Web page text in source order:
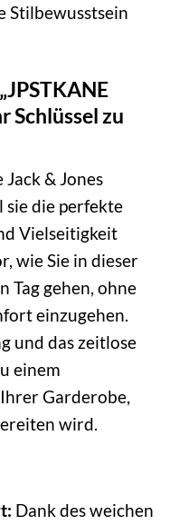
Stilbewusstsein
Schlüssel zu
& Jones
sie die perfekte
Vielseitigkeit
wie Sie in dieser
Tag gehen, ohne
einzugehen.
und das zeitlose
einem
Garderobe,
wird.
Dank des weichen